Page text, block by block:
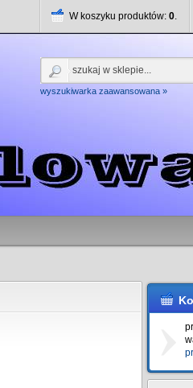
W koszyku produktów: 0.
wyszukiwarka zaawansowana »